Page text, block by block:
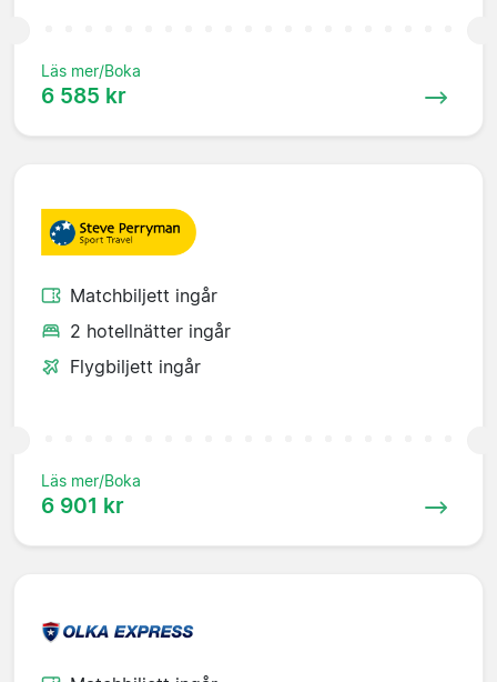
Läs mer/Boka
6 585 kr
Matchbiljett ingår
2 hotellnätter ingår
Flygbiljett ingår
Läs mer/Boka
6 901 kr